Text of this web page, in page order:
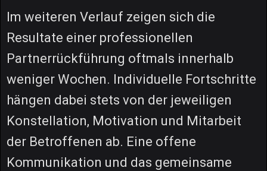
Im weiteren Verlauf zeigen sich die
Resultate einer professionellen
Partnerrückführung oftmals innerhalb
weniger Wochen. Individuelle Fortschritte
hängen dabei stets von der jeweiligen
Konstellation, Motivation und Mitarbeit
der Betroffenen ab. Eine offene
Kommunikation und das gemeinsame